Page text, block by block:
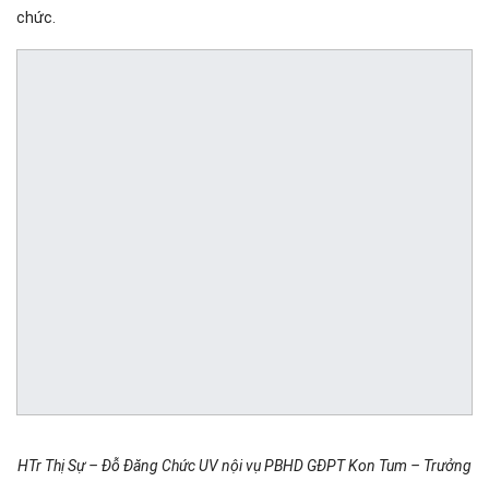
chức.
HTr Thị Sự – Đỗ Đăng Chức UV nội vụ PBHD GĐPT Kon Tum – Trưởng